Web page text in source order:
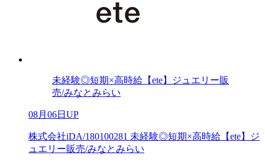
未経験◎短期×高時給【ete】ジュエリー販
売/みなとみらい
08月06日UP
株式会社iDA/180100281 未経験◎短期×高時給【ete】ジ
ュエリー販売/みなとみらい